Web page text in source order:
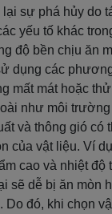
sự phá hủy do
yếu tố khác
độ bền chịu ăn
dụng các
mất mát hoặc
như môi
và thông gió có
của vật liệu. Ví
cao và nhiệt độ
sẽ dễ bị ăn mòn
Do đó, khi chọn